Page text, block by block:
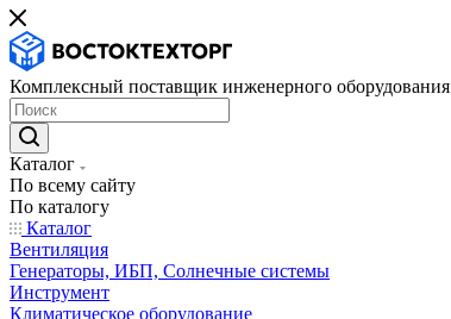
Комплексный поставщик инженерного оборудования
Каталог
По всему сайту
По каталогу
Каталог
Вентиляция
Генераторы, ИБП, Солнечные системы
Инструмент
Климатическое оборудование